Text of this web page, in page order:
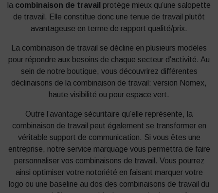
la combinaison de travail protège mieux qu’une salopette
de travail. Elle constitue donc une tenue de travail plutôt
avantageuse en terme de rapport qualité/prix.
La combinaison de travail se décline en plusieurs modèles
pour répondre aux besoins de chaque secteur d’activité. Au
sein de notre boutique, vous découvrirez différentes
déclinaisons de la combinaison de travail: version Nomex,
haute visibilité ou pour espace vert.
Outre l’avantage sécuritaire qu’elle représente, la
combinaison de travail peut également se transformer en
véritable support de communication. Si vous êtes une
entreprise, notre service marquage vous permettra de faire
personnaliser vos combinaisons de travail. Vous pourrez
ainsi optimiser votre notoriété en faisant marquer votre
logo ou une baseline au dos des combinaisons de travail du